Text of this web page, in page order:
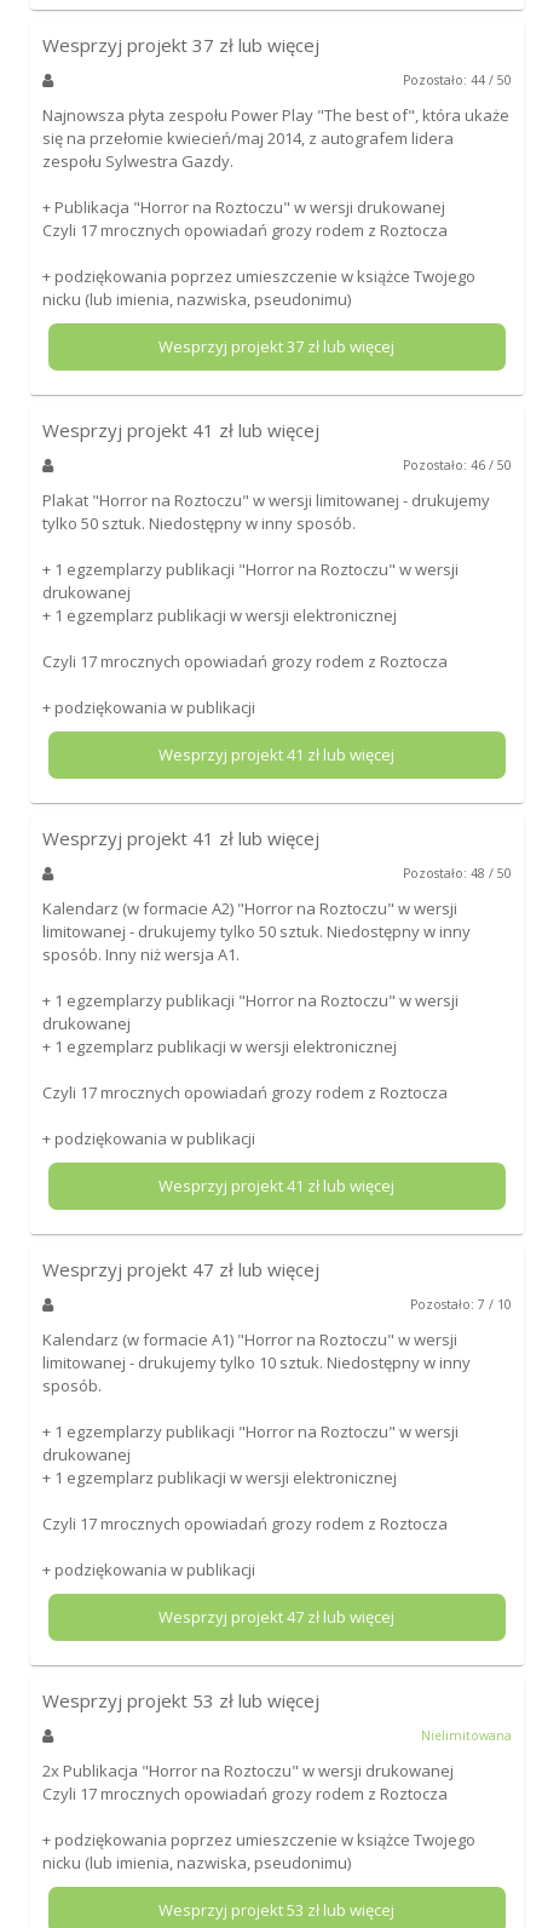
Wesprzyj projekt 37 zł lub więcej
Pozostało: 44 / 50
Najnowsza płyta zespołu Power Play "The best of", która ukaże
się na przełomie kwiecień/maj 2014, z autografem lidera
zespołu Sylwestra Gazdy.
+ Publikacja "Horror na Roztoczu" w wersji drukowanej
Czyli 17 mrocznych opowiadań grozy rodem z Roztocza
+ podziękowania poprzez umieszczenie w książce Twojego
nicku (lub imienia, nazwiska, pseudonimu)
Wesprzyj projekt37 zł lub więcej
Wesprzyj projekt 41 zł lub więcej
Pozostało: 46 / 50
Plakat "Horror na Roztoczu" w wersji limitowanej - drukujemy
tylko 50 sztuk. Niedostępny w inny sposób.
+ 1 egzemplarzy publikacji "Horror na Roztoczu" w wersji
drukowanej
+ 1 egzemplarz publikacji w wersji elektronicznej
Czyli 17 mrocznych opowiadań grozy rodem z Roztocza
+ podziękowania w publikacji
Wesprzyj projekt41 zł lub więcej
Wesprzyj projekt 41 zł lub więcej
Pozostało: 48 / 50
Kalendarz (w formacie A2) "Horror na Roztoczu" w wersji
limitowanej - drukujemy tylko 50 sztuk. Niedostępny w inny
sposób. Inny niż wersja A1.
+ 1 egzemplarzy publikacji "Horror na Roztoczu" w wersji
drukowanej
+ 1 egzemplarz publikacji w wersji elektronicznej
Czyli 17 mrocznych opowiadań grozy rodem z Roztocza
+ podziękowania w publikacji
Wesprzyj projekt41 zł lub więcej
Wesprzyj projekt 47 zł lub więcej
Pozostało: 7 / 10
Kalendarz (w formacie A1) "Horror na Roztoczu" w wersji
limitowanej - drukujemy tylko 10 sztuk. Niedostępny w inny
sposób.
+ 1 egzemplarzy publikacji "Horror na Roztoczu" w wersji
drukowanej
+ 1 egzemplarz publikacji w wersji elektronicznej
Czyli 17 mrocznych opowiadań grozy rodem z Roztocza
+ podziękowania w publikacji
Wesprzyj projekt47 zł lub więcej
Wesprzyj projekt 53 zł lub więcej
Nielimitowana
2x Publikacja "Horror na Roztoczu" w wersji drukowanej
Czyli 17 mrocznych opowiadań grozy rodem z Roztocza
+ podziękowania poprzez umieszczenie w książce Twojego
nicku (lub imienia, nazwiska, pseudonimu)
Wesprzyj projekt53 zł lub więcej